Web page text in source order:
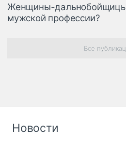
Женщины-
мужской профессии?
Все
Новости